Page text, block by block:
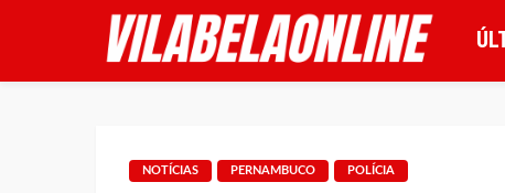
NOTÍCIAS PERNAMBUCO POLÍCIA